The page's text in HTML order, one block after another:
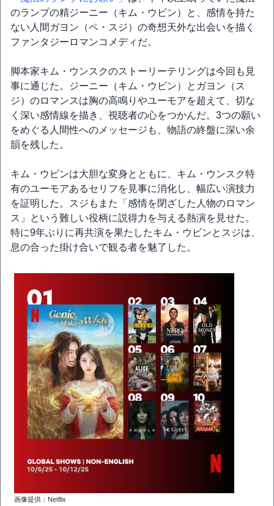
のランプの精ジーニー（キム・ウビン）と、感情を持た
ない人間ガヨン（ペ・スジ）の奇想天外な出会いを描く
ファンタジーロマンコメディだ。
脚本家キム・ウンスクのストーリーテリングは今回も見
事に通じた。ジーニー（キム・ウビン）とガヨン（ス
ジ）のロマンスは胸の高鳴りやユーモアを超えて、切な
く深い感情線を描き、視聴者の心をつかんだ。3つの願い
をめぐる人間性へのメッセージも、物語の終盤に深い余
韻を残した。
キム・ウビンは大胆な変身とともに、キム・ウンスク特
有のユーモアあるセリフを見事に消化し、幅広い演技力
を証明した。スジもまた「感情を閉ざした人物のロマン
ス」という難しい役柄に説得力を与える熱演を見せた。
特に9年ぶりに再共演を果たしたキム・ウビンとスジは、
息の合った掛け合いで観る者を魅了した。
画像提供：Netflix